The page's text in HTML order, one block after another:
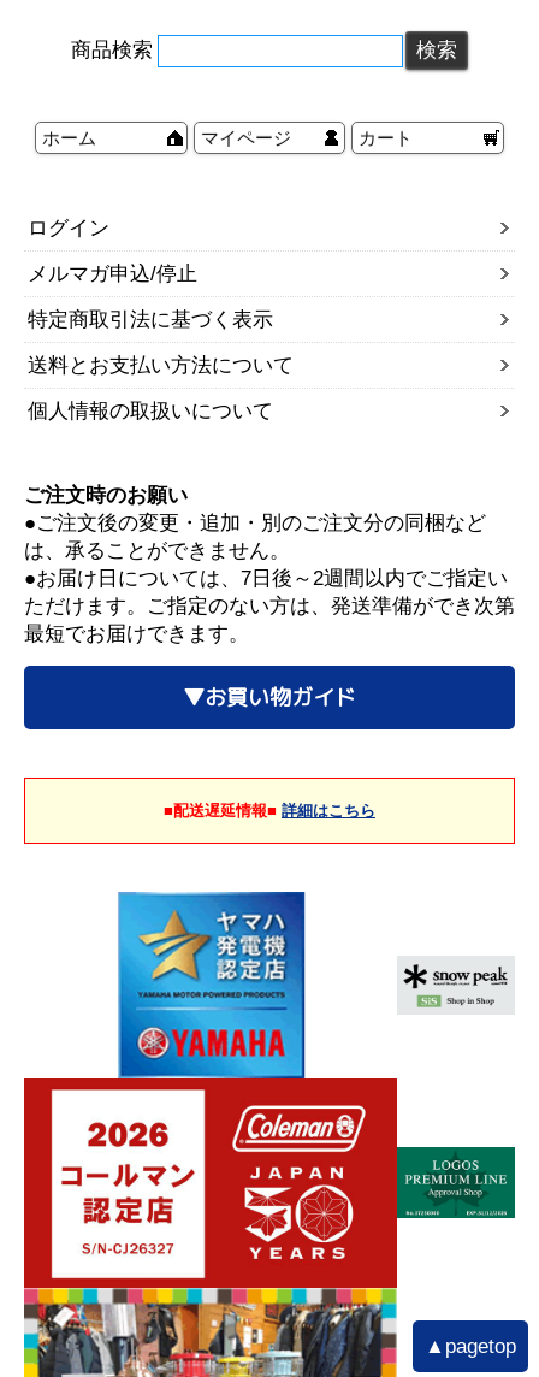
商品検索
ホーム マイページ カート
ログイン
メルマガ申込/停止
特定商取引法に基づく表示
送料とお支払い方法について
個人情報の取扱いについて
ご注文時のお願い
●ご注文後の変更・追加・別のご注文分の同梱など
は、承ることができません。
●お届け日については、7日後～2週間以内でご指定い
ただけます。ご指定のない方は、発送準備ができ次第
最短でお届けできます。
▼お買い物ガイド
■配送遅延情報■ 詳細はこちら
▲pagetop